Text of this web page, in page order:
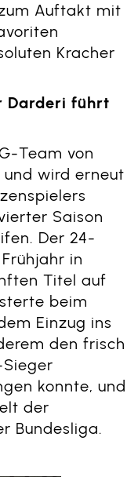
Auftakt mit
Kracher
Darderi führt
Team von
wird erneut
Saison
Der 24-
in
Titel auf
beim
Einzug ins
den frisch
konnte, und
der
Bundesliga.